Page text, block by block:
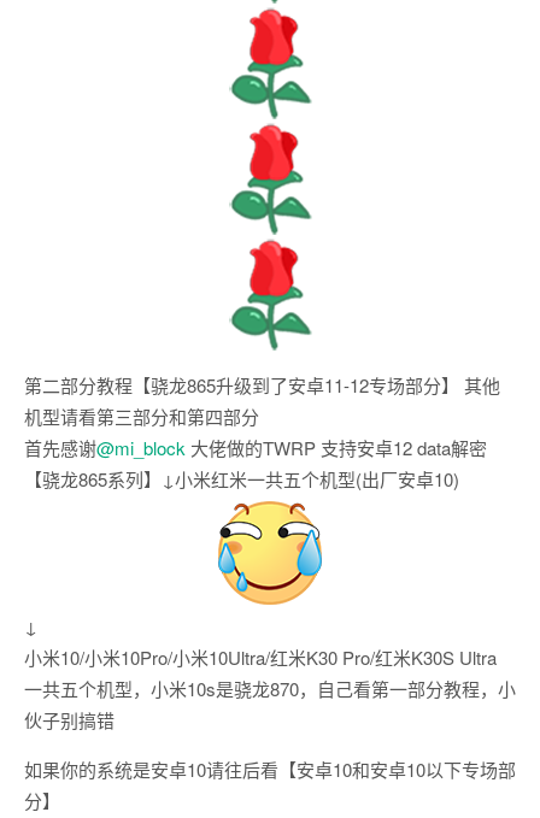
第二部分教程【骁龙865升级到了安卓11-12专场部分】 其他
机型请看第三部分和第四部分
首先感谢@mi_block 大佬做的TWRP 支持安卓12 data解密
【骁龙865系列】↓小米红米一共五个机型(出厂安卓10)
↓
小米10/小米10Pro/小米10Ultra/红米K30 Pro/红米K30S Ultra
一共五个机型，小米10s是骁龙870，自己看第一部分教程，小
伙子别搞错
如果你的系统是安卓10请往后看【安卓10和安卓10以下专场部
分】